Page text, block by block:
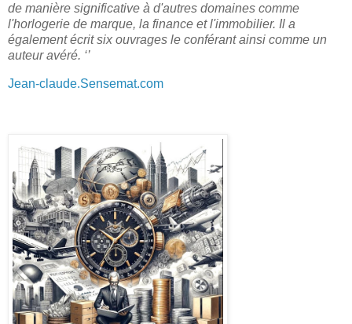
de manière significative à d'autres domaines comme
l'horlogerie de marque, la finance et l'immobilier. Il a
également écrit six ouvrages le conférant ainsi comme un
auteur avéré. ‘’
Jean-claude.Sensemat.com